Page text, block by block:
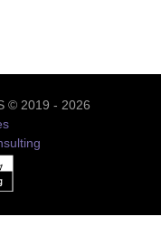
© 2019 - 2026